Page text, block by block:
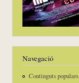
Navegació
Continguts populars